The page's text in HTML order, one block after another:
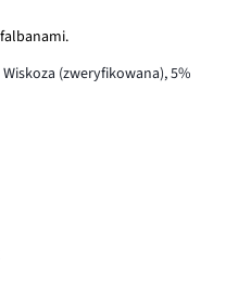
(zweryfikowana), 5%